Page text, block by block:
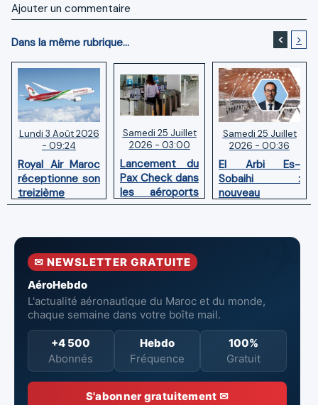
Ajouter un commentaire
Dans la même rubrique... < >
Lundi 3 Août 2026
- 09:24
Royal Air Maroc
réceptionne son
treizième
Boeing 787
Samedi 25 Juillet
2026 - 03:00
Lancement du
Pax Check dans
les aéroports
du Maroc
Samedi 25 Juillet
2026 - 00:36
El Arbi Es-
Sobaihi :
nouveau
directeur à la
l’Aéroport
Mohammed V
✉ NEWSLETTER GRATUITE
AéroHebdo
L'actualité aéronautique du Maroc et du monde,
chaque semaine dans votre boîte mail.
+4 500
Abonnés
Hebdo
Fréquence
100%
Gratuit
S'abonner gratuitement ✉